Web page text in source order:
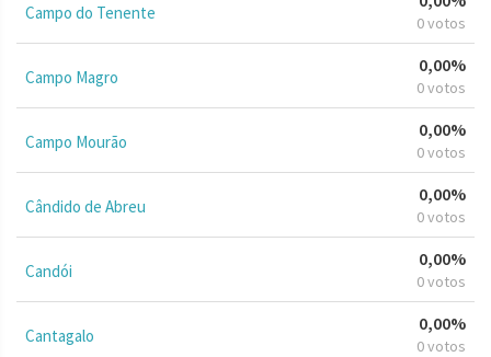
Campo do Tenente 0 votos
Campo Magro
0,00%
0 votos
Campo Mourão
0,00%
0 votos
Cândido de Abreu
0,00%
0 votos
Candói
0,00%
0 votos
Cantagalo
0,00%
0 votos